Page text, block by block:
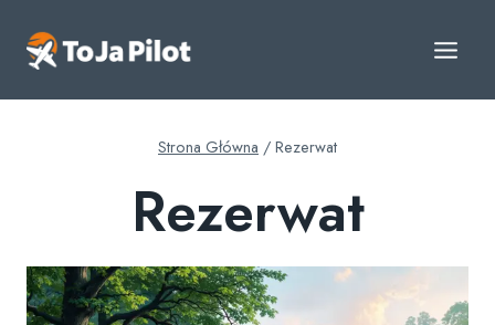
treści
Strona Główna / Rezerwat
Rezerwat